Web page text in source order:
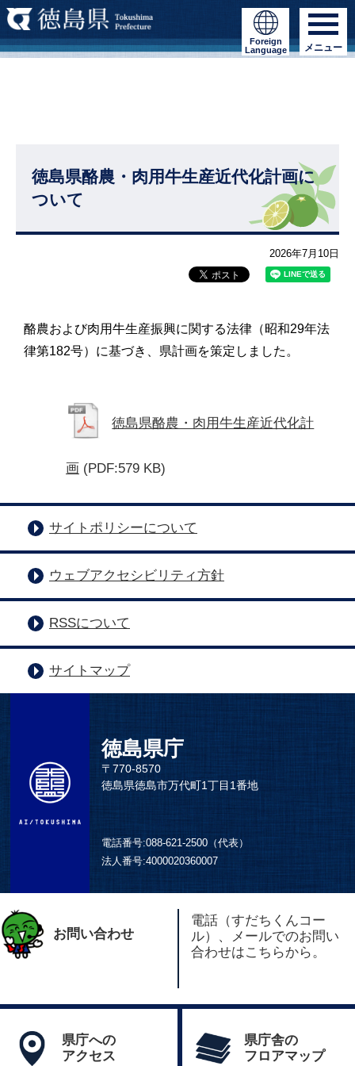
Foreign
Language
メニュー
徳島県酪農・肉用牛生産近代化計画に
ついて
2026年7月10日
酪農および肉用牛生産振興に関する法律（昭和29年法
律第182号）に基づき、県計画を策定しました。
徳島県酪農・肉用牛生産近代化計
画 (PDF:579 KB)
サイトポリシーについて
ウェブアクセシビリティ方針
RSSについて
サイトマップ
徳島県庁
〒770-8570
徳島県徳島市万代町1丁目1番地
電話番号:088-621-2500（代表）
法人番号:4000020360007
お問い合わせ
電話（すだちくんコー
ル）、メールでのお問い
合わせはこちらから。
県庁への
アクセス
県庁舎の
フロアマップ